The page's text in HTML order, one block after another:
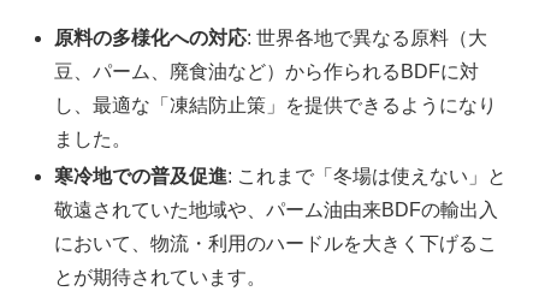
原料の多様化への対応: 世界各地で異なる原料（大
豆、パーム、廃食油など）から作られるBDFに対
し、最適な「凍結防止策」を提供できるようになり
ました。
寒冷地での普及促進: これまで「冬場は使えない」と
敬遠されていた地域や、パーム油由来BDFの輸出入
において、物流・利用のハードルを大きく下げるこ
とが期待されています。